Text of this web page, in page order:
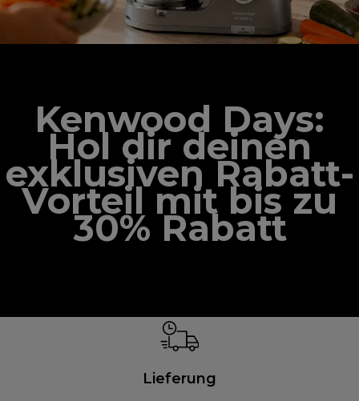
Kenwood Days:
Hol dir deinen
exklusiven Rabatt-
Vorteil mit bis zu
30% Rabatt
Lieferung